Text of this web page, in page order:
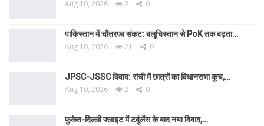
Aug 10, 2026 2 0
पाकिस्तान में चौतरफा संकट: बलूचिस्तान से PoK तक बढ़ता…
Aug 10, 2026 21 0
JPSC-JSSC विवाद: रांची में छात्रों का विधानसभा कूच,…
Aug 10, 2026 2 0
फुकेत-दिल्ली फ्लाइट में टर्बुलेंस के बाद नया विवाद,…